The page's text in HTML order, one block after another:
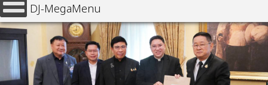
DJ-MegaMenu